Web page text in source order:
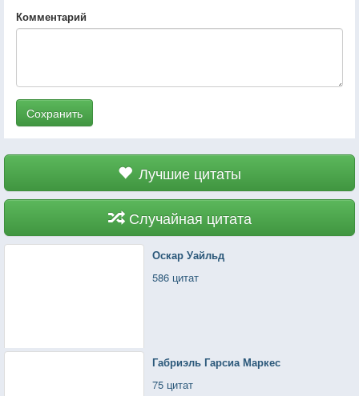
Комментарий
Сохранить
Лучшие цитаты
Случайная цитата
Оскар Уайльд
586 цитат
Габриэль Гарсиа Маркес
75 цитат